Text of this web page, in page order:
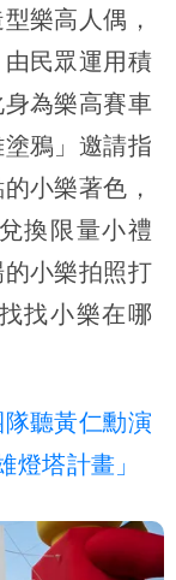
樂高人偶，
民眾運用積
為樂高賽車
鴉」邀請指
小樂著色，
換限量小禮
小樂拍照打
找小樂在哪
聽黃仁勳演
塔計畫」